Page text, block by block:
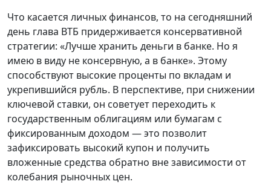
Что касается личных финансов, то на сегодняшний
день глава ВТБ придерживается консервативной
стратегии: «Лучше хранить деньги в банке. Но я
имею в виду не консервную, а в банке». Этому
способствуют высокие проценты по вкладам и
укрепившийся рубль. В перспективе, при снижении
ключевой ставки, он советует переходить к
государственным облигациям или бумагам с
фиксированным доходом — это позволит
зафиксировать высокий купон и получить
вложенные средства обратно вне зависимости от
колебания рыночных цен.